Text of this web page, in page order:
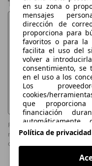
Tu mensaje
Por razones de seguridad y
recepción de emails
de información será revisado.
Doy mi
en su zona o
mensajes
dirección de
proporciona para
favoritos o para la
facilita el uso del
volver a
consentimiento, se
en el uso a los
Los
cookies/
que
financiación
completar nuevas
cookies/
se pueden utilizar
Política de privacidad